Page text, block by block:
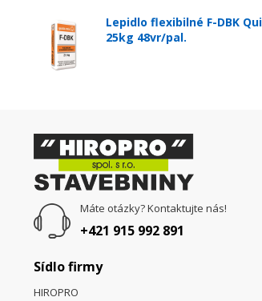
Lepidlo flexibilné F-DBK
25kg 48vr/pal.
Máte otázky? Kontaktujte nás!
+421 915 992 891
Sídlo firmy
HIROPRO